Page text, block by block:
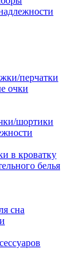
перчатки
очки
шортики
в кроватку
белья
сна